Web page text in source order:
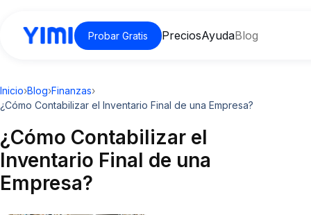
Probar Gratis PreciosAyudaBlog
Inicio›Blog›Finanzas›
¿Cómo Contabilizar el Inventario Final de una Empresa?
¿Cómo Contabilizar el
Inventario Final de una
Empresa?